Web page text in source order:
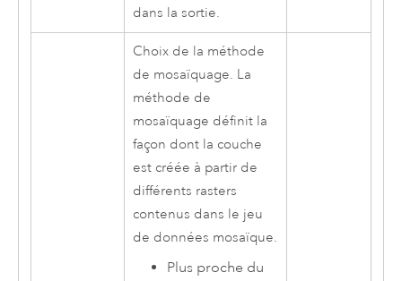
dans la sortie.
Choix de la méthode
de mosaïquage. La
méthode de
mosaïquage définit la
façon dont la couche
est créée à partir de
différents rasters
contenus dans le jeu
de données mosaïque.
Plus proche du